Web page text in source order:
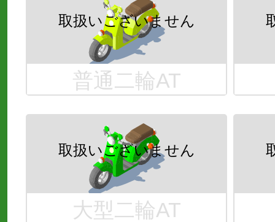
普通二輪AT
大型二輪AT